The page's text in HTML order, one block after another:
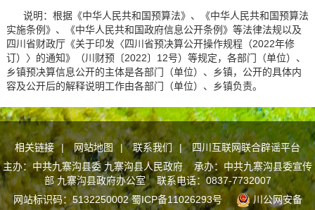
说明：根据《中华人民共和国预算法》、《中华人民共和国预算法
实施条例》、《中华人民共和国政府信息公开条例》等法律法规以及
四川省财政厅《关于印发〈四川省预决算公开操作规程（2022年修
订）〉的通知》（川财预〔2022〕12号）等规定，各部门（单位）、
乡镇预决算信息公开的主体是各部门（单位）、乡镇，公开的具体内
容及公开后的解释说明工作由各部门（单位）、乡镇负责。
相关链接 | 网站地图 | 联系我们 |
四川互联网联合辟谣平台
主办：中共九寨沟县委 九寨沟县人民政府 承办：中共九寨沟县委宣传
部 九寨沟县政府办公室 联系电话：0837-7732007
网站标识码：5132250002蜀ICP备11026293号
川公网安备